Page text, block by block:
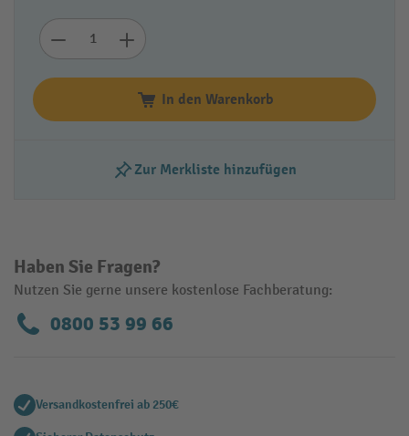
In den Warenkorb
Zur Merkliste hinzufügen
Haben Sie Fragen?
Nutzen Sie gerne unsere kostenlose Fachberatung:
0800 53 99 66
Versandkostenfrei ab 250€